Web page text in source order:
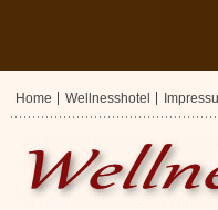
Home Wellnesshotel